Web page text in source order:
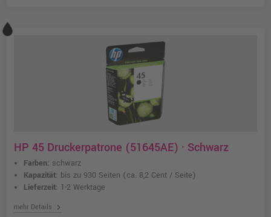
HP 45 Druckerpatrone (51645AE) · Schwarz
Farben: schwarz
Kapazität: bis zu 930 Seiten (ca. 8,2 Cent / Seite)
Lieferzeit: 1-2 Werktage
mehr Details chevron_right